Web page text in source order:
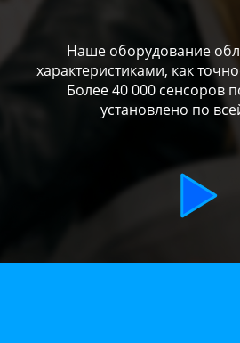
Наше оборудование
характеристиками, как
Более 40 000 сенсоров
установлено по